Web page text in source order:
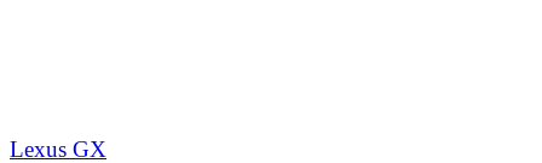
Lexus GX